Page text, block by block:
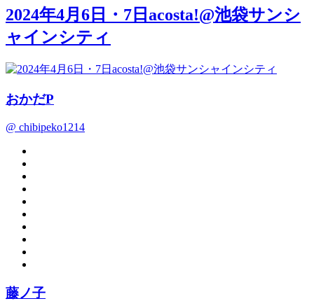
2024年4月6日・7日acosta!@池袋サンシ
ャインシティ
おかだP
@ chibipeko1214
藤ノ子